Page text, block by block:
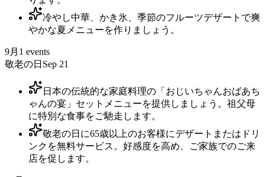
冷やし中華、かき氷、季節のフルーツデザートで爽
やかな夏メニューを作りましょう。
9月 1 events
敬老の日 Sep 21
日本の伝統的な家庭料理の「おじいちゃんおばあち
ゃんの宴」セットメニューを提供しましょう。祖父母
に特別な食事をご馳走します。
敬老の日に65歳以上のお客様にデザートまたはドリ
ンクを無料サービス。好感度を高め、ご家族でのご来
店を促します。